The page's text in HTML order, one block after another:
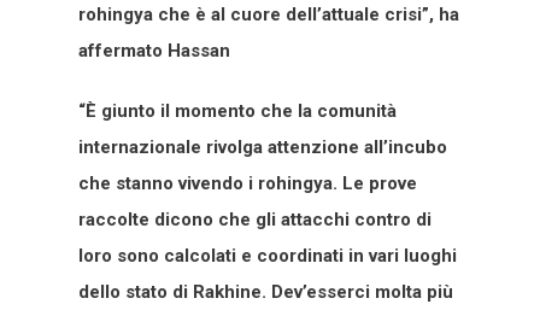
rohingya che è al cuore dell’attuale crisi”, ha
affermato Hassan
“È giunto il momento che la comunità
internazionale rivolga attenzione all’incubo
che stanno vivendo i rohingya. Le prove
raccolte dicono che gli attacchi contro di
loro sono calcolati e coordinati in vari luoghi
dello stato di Rakhine. Dev’esserci molta più